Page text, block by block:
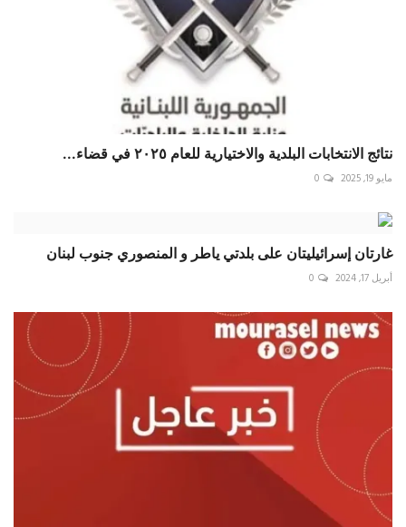
نتائج الانتخابات البلدية والاختيارية للعام ٢٠٢٥ في قضاء...
مايو 19, 2025 0
غارتان إسرائيليتان على بلدتي ياطر و المنصوري جنوب لبنان ⁧‫
أبريل 17, 2024 0